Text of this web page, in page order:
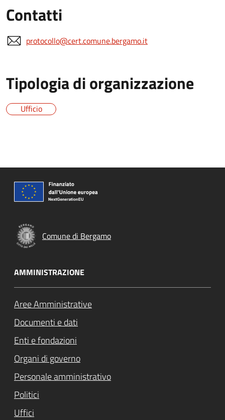
Contatti
protocollo@cert.comune.bergamo.it
Tipologia di organizzazione
Ufficio
Comune di Bergamo
AMMINISTRAZIONE
Aree Amministrative
Documenti e dati
Enti e fondazioni
Organi di governo
Personale amministrativo
Politici
Uffici